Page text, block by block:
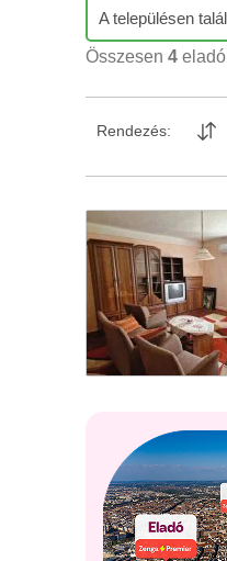
A településen
Összesen 4
Rendezés: